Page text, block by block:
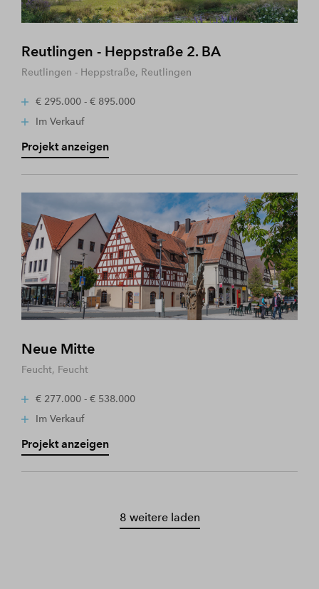
Reutlingen - Heppstraße 2. BA
Reutlingen - Heppstraße, Reutlingen
€ 295.000 - € 895.000
Im Verkauf
Projekt anzeigen
Neue Mitte
Feucht, Feucht
€ 277.000 - € 538.000
Im Verkauf
Projekt anzeigen
8 weitere laden